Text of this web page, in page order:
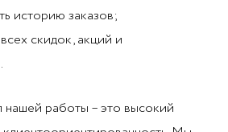
историю заказов;
скидок, акций и
работы – это высокий